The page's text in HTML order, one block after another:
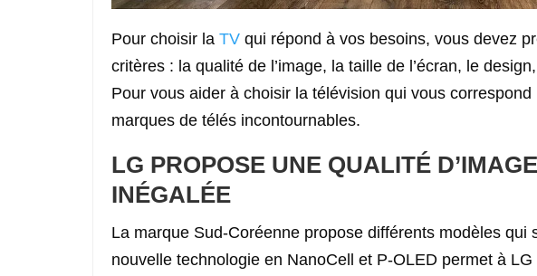
Pour choisir la TV qui répond à vos besoins, vous devez
critères : la qualité de l’image, la taille de l’écran, le
Pour vous aider à choisir la télévision qui vous
marques de télés incontournables.
LG PROPOSE UNE QUALITÉ
INÉGALÉE
La marque Sud-Coréenne propose différents modèles qui
nouvelle technologie en NanoCell et P-OLED permet à LG